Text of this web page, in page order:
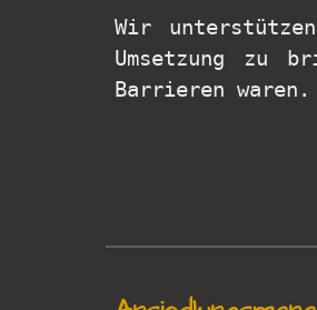
Wir
Umsetzung zu
Barrieren waren.